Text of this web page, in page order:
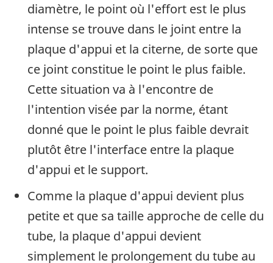
diamètre, le point où l'effort est le plus
intense se trouve dans le joint entre la
plaque d'appui et la citerne, de sorte que
ce joint constitue le point le plus faible.
Cette situation va à l'encontre de
l'intention visée par la norme, étant
donné que le point le plus faible devrait
plutôt être l'interface entre la plaque
d'appui et le support.
Comme la plaque d'appui devient plus
petite et que sa taille approche de celle du
tube, la plaque d'appui devient
simplement le prolongement du tube au